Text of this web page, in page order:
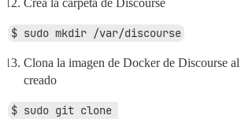
$ sudo mkdir /var/discourse
Clona la imagen de Docker de Discourse
creado
$ sudo git clone